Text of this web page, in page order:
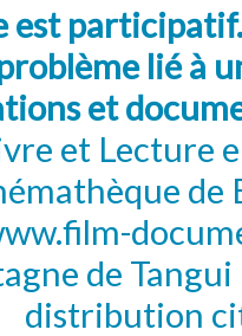
est
lié à
et
et Lecture
de
de
distribution